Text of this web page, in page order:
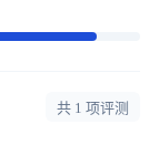
共 1 项评测